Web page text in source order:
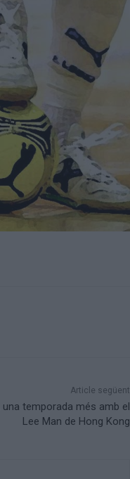
Article següent
temporada més amb el
Lee Man de Hong Kong